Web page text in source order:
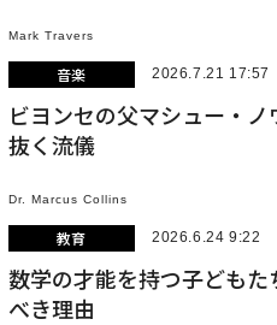
Mark Travers
音楽 2026.7.21 17:57
ビヨンセの父マシュー・
抜く流儀
Dr. Marcus Collins
教育 2026.6.24 9:22
数学の才能を持つ子ども
べき理由